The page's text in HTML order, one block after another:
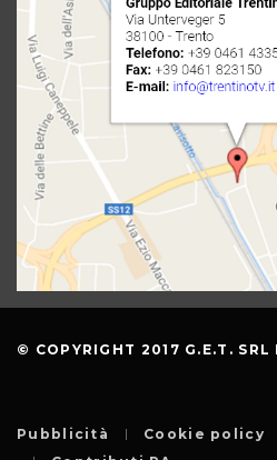
© COPYRIGHT 2017 G.E.T.
Pubblicità Cookie policy